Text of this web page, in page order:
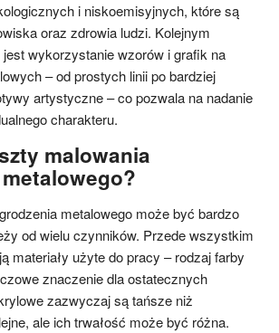
i niskoemisyjnych, które są
oraz zdrowia ludzi. Kolejnym
wykorzystanie wzorów i grafik na
– od prostych linii po bardziej
artystyczne – co pozwala na nadanie
charakteru.
malowania
metalowego może być bardzo
od wielu czynników. Przede wszystkim
materiały użyte do pracy – rodzaj farby
znaczenie dla ostatecznych
zazwyczaj są tańsze niż
ale ich trwałość może być różna.